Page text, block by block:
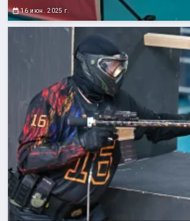
16 июн. 2025 г.